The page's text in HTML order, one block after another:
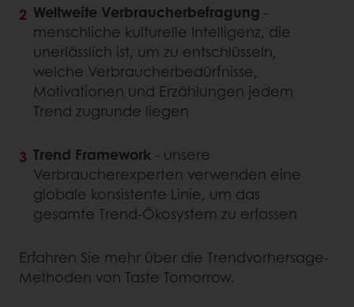
Weltweite Verbraucherbefragung -
menschliche kulturelle Intelligenz, die
unerlässlich ist, um zu entschlüsseln,
welche Verbraucherbedürfnisse,
Motivationen und Erzählungen jedem
Trend zugrunde liegen
Trend Framework - unsere
Verbraucherexperten verwenden eine
globale konsistente Linie, um das
gesamte Trend-Ökosystem zu erfassen
Erfahren Sie mehr über die Trendvorhersage-
Methoden von Taste Tomorrow.